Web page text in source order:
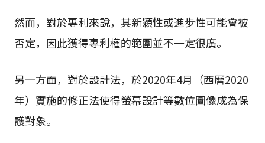
然而，對於專利來說，其新穎性或進步性可能會被
否定，因此獲得專利權的範圍並不一定很廣。
另一方面，對於設計法，於2020年4月（西曆2020
年）實施的修正法使得螢幕設計等數位圖像成為保
護對象。